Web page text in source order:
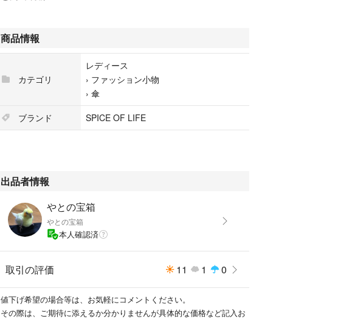
[親骨の長さ]約58.5cm、[直径]約100cm、[全長]約82cm
※サイズは当店平置き実寸サイズです。実際のサイズと多少の誤差が
生じる場合がございます。ご了承ください。
約320g
商品情報
カテゴリ
レディース
› ファッション小物
› 傘
ブランド
SPICE OF LIFE
出品者情報
やとの宝箱
やとの宝箱
本人確認済
取引の評価 11 1 0
値下げ希望の場合等は、お気軽にコメントください。
その際は、ご期待に添えるか分かりませんが具体的な価格など記入お